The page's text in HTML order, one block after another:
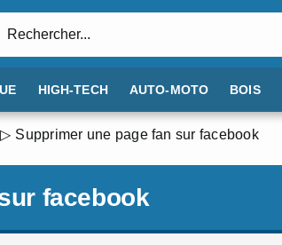
HIGH-TECH AUTO-MOTO BOIS
Supprimer une page fan sur facebook
facebook